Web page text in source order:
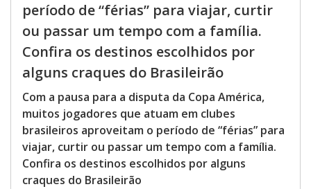
período de “férias” para viajar, curtir
ou passar um tempo com a família.
Confira os destinos escolhidos por
alguns craques do Brasileirão
Com a pausa para a disputa da Copa América,
muitos jogadores que atuam em clubes
brasileiros aproveitam o período de “férias” para
viajar, curtir ou passar um tempo com a família.
Confira os destinos escolhidos por alguns
craques do Brasileirão